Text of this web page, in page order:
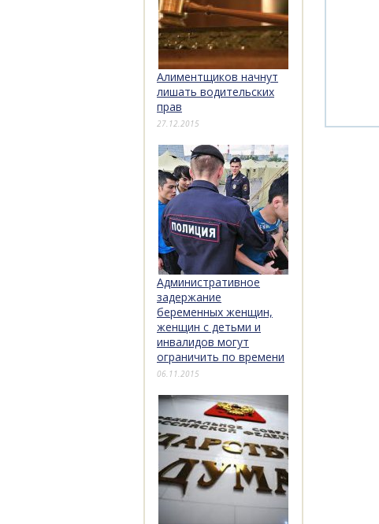
Алиментщиков начнут
лишать водительских
прав
27.12.2015
Административное
задержание
беременных женщин,
женщин с детьми и
инвалидов могут
ограничить по времени
06.11.2015